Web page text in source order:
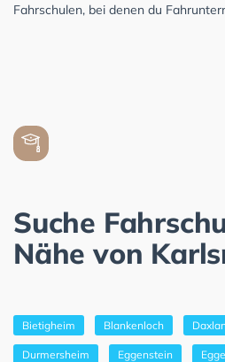
Fahrschulen, bei denen du
Suche
Nähe von
Bietigheim Blankenloch
Durmersheim Eggenstein